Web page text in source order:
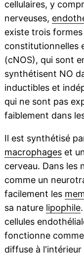
cellulaires, y
nerveuses,
existe trois formes
constitutionnelles
(cNOS), qui sont
synthétisent NO
inductibles et
qui ne sont pas
faiblement dans
Il est synthétisé
macrophageset
cerveau. Dans les
comme un
facilement les
sa nature lipophile
cellules
fonctionne
diffuse à l'intérieur